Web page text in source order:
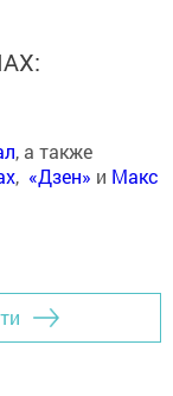
, а также
, «Дзен» и Макс